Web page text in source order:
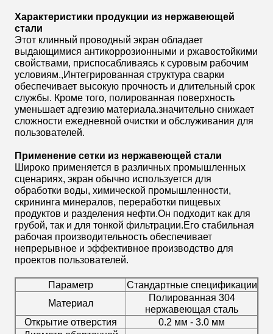
Характеристики продукции из нержавеющей
стали
Этот клинный проводный экран обладает
выдающимися антикоррозионными и ржавостойкими
свойствами, приспосабливаясь к суровым рабочим
условиям.,Интегрированная структура сварки
обеспечивает высокую прочность и длительный срок
службы. Кроме того, полированная поверхность
уменьшает адгезию материала.значительно снижает
сложности ежедневной очистки и обслуживания для
пользователей.
Применение сетки из нержавеющей стали
Широко применяется в различных промышленных
сценариях, экран обычно используется для
обработки воды, химической промышленности,
скрининга минералов, переработки пищевых
продуктов и разделения нефти.Он подходит как для
грубой, так и для тонкой фильтрации.Его стабильная
рабочая производительность обеспечивает
непрерывное и эффективное производство для
проектов пользователей.
Параметр
Стандартные спецификации
Материал
Полированная 304
нержавеющая сталь
Открытие отверстия
0.2 мм - 3.0 мм